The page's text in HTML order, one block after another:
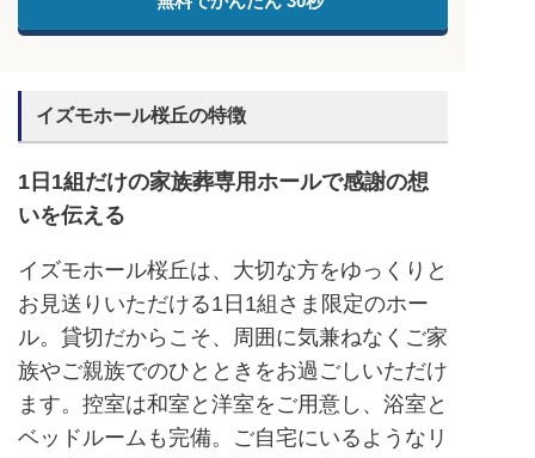
イズモホール桜丘の特徴
1日1組だけの家族葬専用ホールで感謝の想
いを伝える
イズモホール桜丘は、大切な方をゆっくりと
お見送りいただける1日1組さま限定のホー
ル。貸切だからこそ、周囲に気兼ねなくご家
族やご親族でのひとときをお過ごしいただけ
ます。控室は和室と洋室をご用意し、浴室と
ベッドルームも完備。ご自宅にいるようなリ